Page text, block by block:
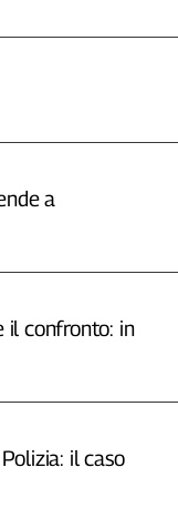
a
il confronto: in
il caso